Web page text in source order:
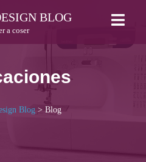
BLOG
a coser
Blog >Blog